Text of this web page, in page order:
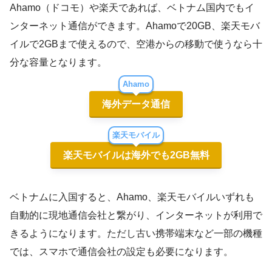
Ahamo（ドコモ）や楽天であれば、ベトナム国内でもイ
ンターネット通信ができます。Ahamoで20GB、楽天モバ
イルで2GBまで使えるので、空港からの移動で使うなら十
分な容量となります。
海外データ通信
Ahamo
楽天モバイルは海外でも2GB無料
楽天モバイル
ベトナムに入国すると、Ahamo、楽天モバイルいずれも
自動的に現地通信会社と繋がり、インターネットが利用で
きるようになります。ただし古い携帯端末など一部の機種
では、スマホで通信会社の設定も必要になります。